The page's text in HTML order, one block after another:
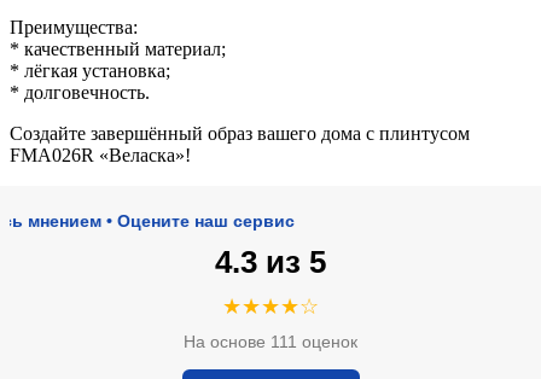
Преимущества:
* качественный материал;
* лёгкая установка;
* долговечность.
Создайте завершённый образ вашего дома с плинтусом
FMA026R «Веласка»!
• Оцените наш сервис
4.3 из 5
★★★★☆
На основе 111 оценок